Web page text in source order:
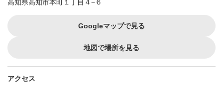
高知県高知市本町１丁目４−６
Googleマップで見る
地図で場所を見る
アクセス